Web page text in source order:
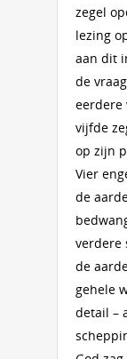
zegel
lezing
aan dit
de
eerdere
vijfde
op zijn
Vier
de
verdere
de
gehele
detail –